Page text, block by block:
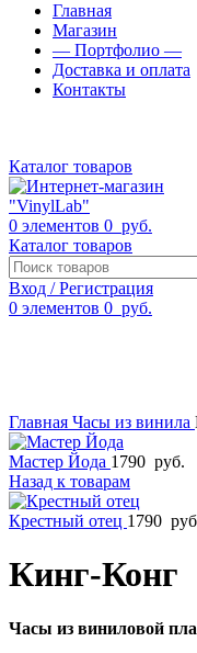
Главная
Магазин
— Портфолио —
Доставка и оплата
Контакты
Каталог товаров
0 элементов 0 руб.
Каталог товаров
Вход / Регистрация
0 элементов 0 руб.
Главная Часы из винила
Мастер Йода 1790 руб.
Назад к товарам
Крестный отец 1790
Кинг-Конг
Часы из виниловой